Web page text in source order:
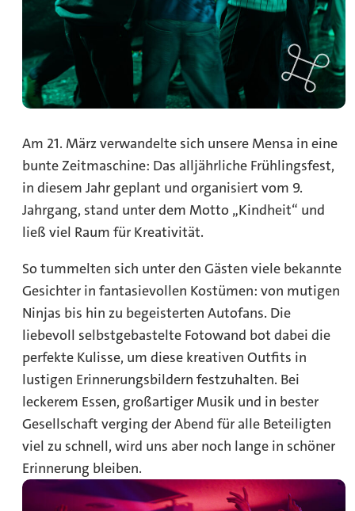
Am 21. März verwandelte sich unsere Mensa in eine
bunte Zeitmaschine: Das alljährliche Frühlingsfest,
in diesem Jahr geplant und organisiert vom 9.
Jahrgang, stand unter dem Motto „Kindheit“ und
ließ viel Raum für Kreativität.
So tummelten sich unter den Gästen viele bekannte
Gesichter in fantasievollen Kostümen: von mutigen
Ninjas bis hin zu begeisterten Autofans. Die
liebevoll selbstgebastelte Fotowand bot dabei die
perfekte Kulisse, um diese kreativen Outfits in
lustigen Erinnerungsbildern festzuhalten. Bei
leckerem Essen, großartiger Musik und in bester
Gesellschaft verging der Abend für alle Beteiligten
viel zu schnell, wird uns aber noch lange in schöner
Erinnerung bleiben.